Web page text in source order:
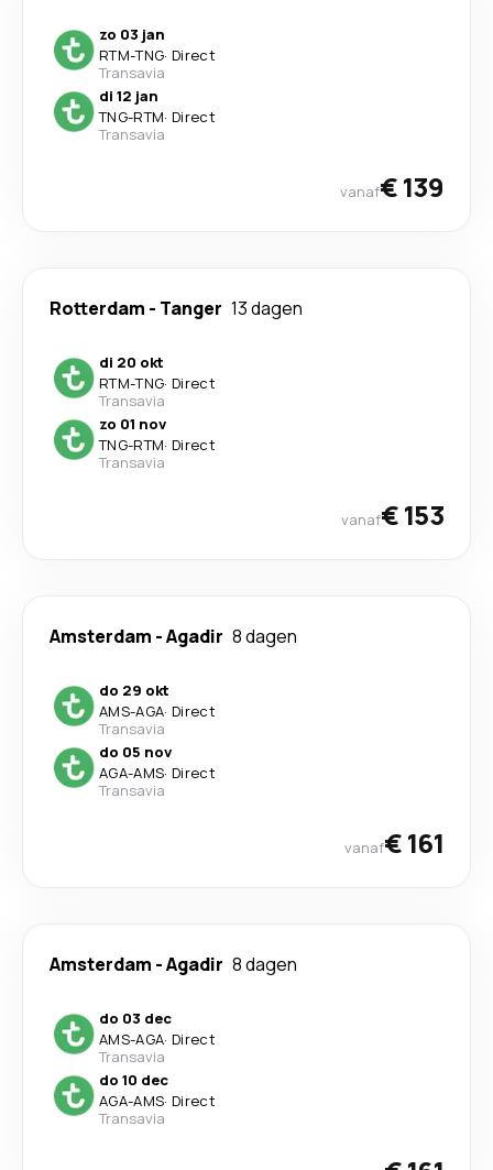
zo 03 jan
RTM-TNG· Direct
Transavia
di 12 jan
TNG-RTM· Direct
Transavia
vanaf€ 139
Rotterdam - Tanger 13 dagen
di 20 okt
RTM-TNG· Direct
Transavia
zo 01 nov
TNG-RTM· Direct
Transavia
vanaf€ 153
Amsterdam -Agadir 8 dagen
do 29 okt
AMS-AGA· Direct
Transavia
do 05 nov
AGA-AMS· Direct
Transavia
vanaf€ 161
Amsterdam -Agadir 8 dagen
do 03 dec
AMS-AGA· Direct
Transavia
do 10 dec
AGA-AMS· Direct
Transavia